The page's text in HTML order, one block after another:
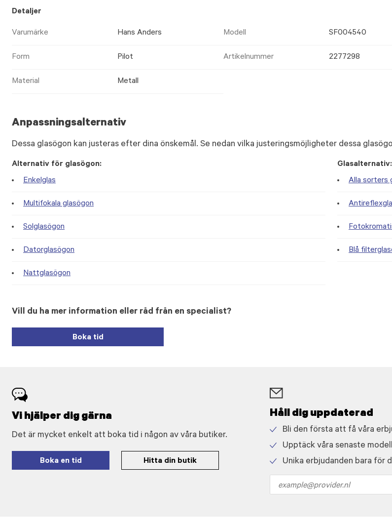
Detaljer
Varumärke Hans Anders Modell SF004540
Form Pilot Artikelnummer 2277298
Material Metall
Anpassningsalternativ
Dessa glasögon kan justeras efter dina önskemål. Se nedan vilka justeringsmöjligheter dessa
Alternativ för glasögon:
Enkelglas
Multifokala glasögon
Solglasögon
Datorglasögon
Nattglasögon
Glasalternativ:
Alla sorters
Blå
Vill du ha mer information eller råd från en specialist?
Boka tid
Vi hjälper dig gärna
Det är mycket enkelt att boka tid i någon av våra butiker.
Boka en tid Hitta din butik
Håll dig uppdaterad
icon
Bli den första att få våra
icon
Upptäck våra senaste
Unika erbjudanden bara för
address